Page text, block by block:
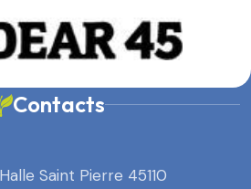
Contacts
Saint Pierre 45110